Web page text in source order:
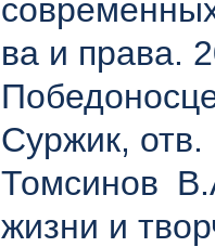
ва и права.
Суржик,
Томсинов
жизни и